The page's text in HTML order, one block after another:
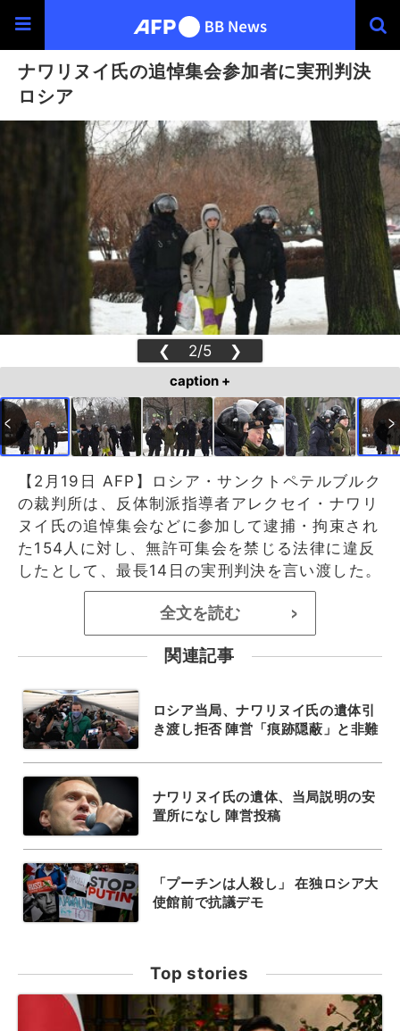
ナワリヌイ氏の追悼集会参加者に実刑判決
ロシア
❮ 2/5 ❯
caption +
【2月19日 AFP】ロシア・サンクトペテルブルク
の裁判所は、反体制派指導者アレクセイ・ナワリ
ヌイ氏の追悼集会などに参加して逮捕・拘束され
た154人に対し、無許可集会を禁じる法律に違反
したとして、最長14日の実刑判決を言い渡した。
全文を読む >
関連記事
ロシア当局、ナワリヌイ氏の遺体引
き渡し拒否 陣営「痕跡隠蔽」と非難
ナワリヌイ氏の遺体、当局説明の安
置所になし 陣営投稿
「プーチンは人殺し」 在独ロシア大
使館前で抗議デモ
Top stories